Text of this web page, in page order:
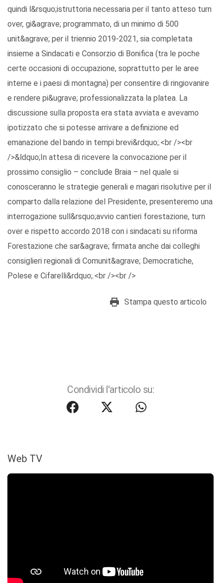
quindi l&rsquo;istruttoria necessaria per il tanto atteso turn
over, gi&agrave; programmato, di un minimo di 500
unit&agrave; per il triennio 2019-2021, sia completata
insieme a Sindacati e Consorzio di Bonifica (tra le poche
certe occasioni di occupazione, soprattutto per le aree
interne e i paesi di montagna) per consentire di ringiovanire
e rendere pi&ugrave; professionalizzata la platea. La
discussione sulla proposta era stata avviata e avevamo
ipotizzato che si potesse arrivare a definizione ed
emanazione del bando in tempi brevi&rdquo;.<br /><br
/>&ldquo;In attesa di ricevere la convocazione per il
prossimo consiglio – conclude Braia – nel quale si
conosceranno le strategie generali e magari risolutive per il
comparto dalla relazione del Presidente, presenteremo una
interrogazione sull&rsquo;avvio cantieri forestazione, turn
over e rispetto accordo 2018 con i sindacati su riforma
Forestazione che sar&agrave; firmata anche dai colleghi
consiglieri regionali di Comunit&agrave; Democratiche,
Polese e Cifarelli&rdquo;.<br /><br />
Stampa questo articolo
Condividi l'articolo su:
Web TV